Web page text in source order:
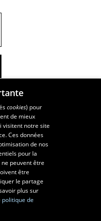
d’art et de design
et de développement
cookies) pour
de mieux
visitent notre site
Ces données
de nos
pour la
peuvent être
être
le partage
plus sur
politique de